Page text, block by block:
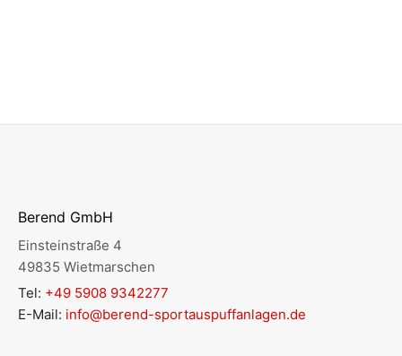
Berend GmbH
Einsteinstraße 4
49835 Wietmarschen
Tel: +49 5908 9342277
E-Mail: info@berend-sportauspuffanlagen.de